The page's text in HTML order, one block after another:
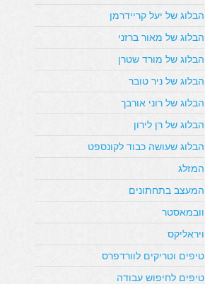
הבלוג של יעל קריידרמן
הבלוג של מאור ברזני
הבלוג של מורד שטרן
הבלוג של ניר טובר
הבלוג של רוני אורבך
הבלוג של רן לירון
הבלוג שעושה כבוד לקונספט
המזלג
המעצב בתחתונים
וובמאסטר
ויראליקס
טיפים וטריקים לוורדפרס
טיפים לחיפוש עבודה